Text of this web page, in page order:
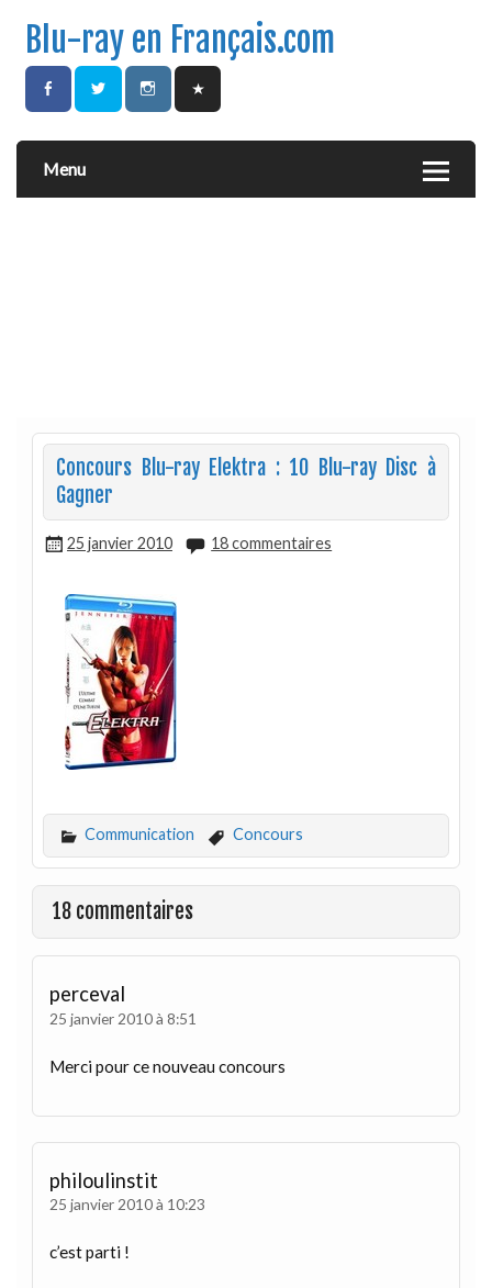
Blu-ray en Français.com
Menu
Concours Blu-ray Elektra : 10 Blu-ray Disc à
Gagner
25 janvier 2010 18 commentaires
Communication Concours
18 commentaires
perceval
25 janvier 2010 à 8:51
Merci pour ce nouveau concours
philoulinstit
25 janvier 2010 à 10:23
c’est parti !